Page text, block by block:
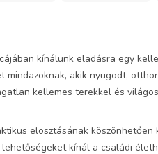
kínálunk eladásra egy
mindazoknak, akik nyugodt,
kellemes terekkel és
elosztásának
kínál a családi